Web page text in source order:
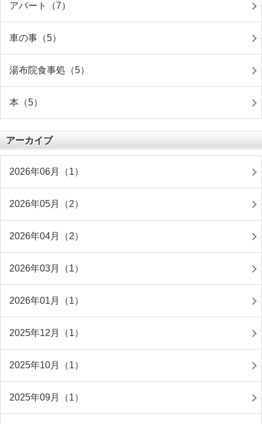
アパート（7）
車の事（5）
湯布院食事処（5）
本（5）
アーカイブ
2026年06月（1）
2026年05月（2）
2026年04月（2）
2026年03月（1）
2026年01月（1）
2025年12月（1）
2025年10月（1）
2025年09月（1）